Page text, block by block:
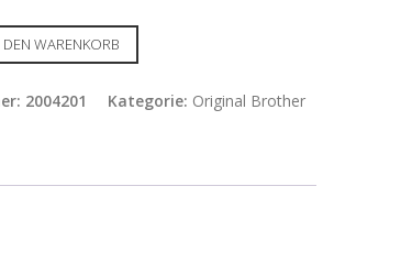
DEN WARENKORB
2004201 Kategorie: Original Brother